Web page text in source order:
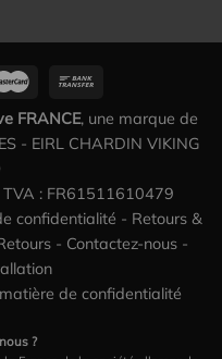
FRANCE, une marque de
- EIRL CHARDIN VIKING
: FR61511610479
confidentialité - Retours &
- Contactez-nous-
de confidentialité
?